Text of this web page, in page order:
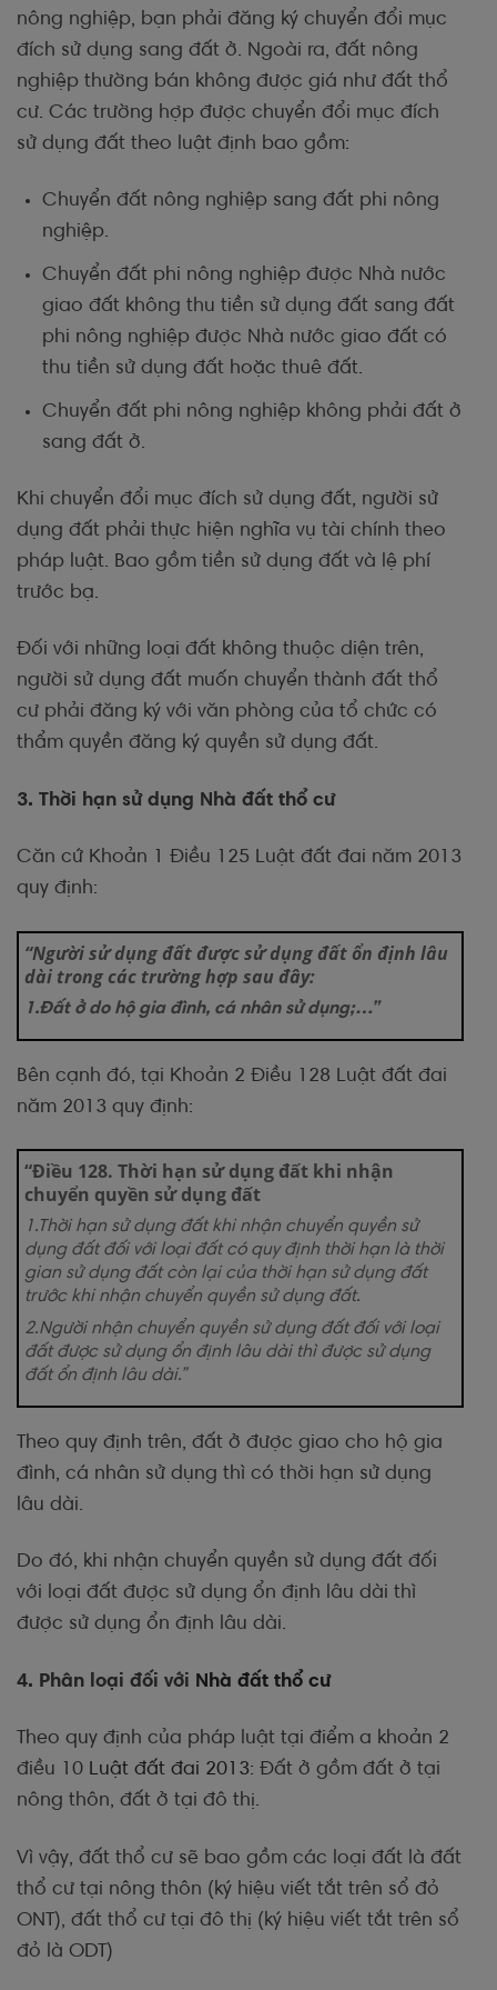
nông nghiệp, bạn phải đăng ký chuyển đổi mục
đích sử dụng sang đất ở. Ngoài ra, đất nông
nghiệp thường bán không được giá như đất thổ
cư. Các trường hợp được chuyển đổi mục đích
sử dụng đất theo luật định bao gồm:
Chuyển đất nông nghiệp sang đất phi nông
nghiệp.
Chuyển đất phi nông nghiệp được Nhà nước
giao đất không thu tiền sử dụng đất sang đất
phi nông nghiệp được Nhà nước giao đất có
thu tiền sử dụng đất hoặc thuê đất.
Chuyển đất phi nông nghiệp không phải đất ở
sang đất ở.
Khi chuyển đổi mục đích sử dụng đất, người sử
dụng đất phải thực hiện nghĩa vụ tài chính theo
pháp luật. Bao gồm tiền sử dụng đất và lệ phí
trước bạ.
Đối với những loại đất không thuộc diện trên,
người sử dụng đất muốn chuyển thành đất thổ
cư phải đăng ký với văn phòng của tổ chức có
thẩm quyền đăng ký quyền sử dụng đất.
3. Thời hạn sử dụng Nhà đất thổ cư
Căn cứ Khoản 1 Điều 125 Luật đất đai năm 2013
quy định:
“Người sử dụng đất được sử dụng đất ổn định lâu
dài trong các trường hợp sau đây:
1.Đất ở do hộ gia đình, cá nhân sử dụng;…”
Bên cạnh đó, tại Khoản 2 Điều 128 Luật đất đai
năm 2013 quy định:
“Điều 128. Thời hạn sử dụng đất khi nhận
chuyển quyền sử dụng đất
1.Thời hạn sử dụng đất khi nhận chuyển quyền sử
dụng đất đối với loại đất có quy định thời hạn là thời
gian sử dụng đất còn lại của thời hạn sử dụng đất
trước khi nhận chuyển quyền sử dụng đất.
2.Người nhận chuyển quyền sử dụng đất đối với loại
đất được sử dụng ổn định lâu dài thì được sử dụng
đất ổn định lâu dài.”
Theo quy định trên, đất ở được giao cho hộ gia
đình, cá nhân sử dụng thì có thời hạn sử dụng
lâu dài.
Do đó, khi nhận chuyển quyền sử dụng đất đối
với loại đất được sử dụng ổn định lâu dài thì
được sử dụng ổn định lâu dài.
4. Phân loại đối với Nhà đất thổ cư
Theo quy định của pháp luật tại điểm a khoản 2
điều 10 Luật đất đai 2013: Đất ở gồm đất ở tại
nông thôn, đất ở tại đô thị.
Vì vậy, đất thổ cư sẽ bao gồm các loại đất là đất
thổ cư tại nông thôn (ký hiệu viết tắt trên sổ đỏ
ONT), đất thổ cư tại đô thị (ký hiệu viết tắt trên sổ
đỏ là ODT)